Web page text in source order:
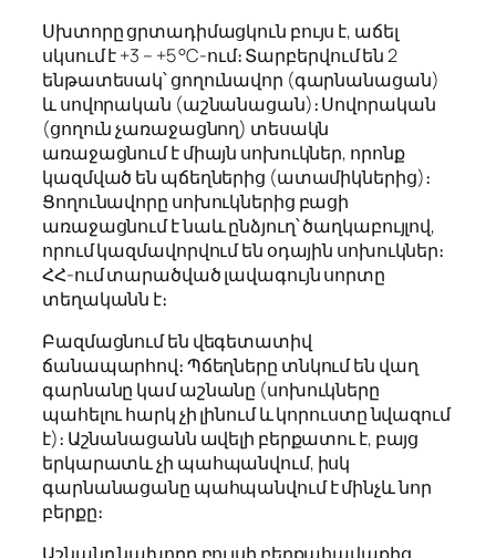
Սխտորը ցրտադիմացկուն բույս է, աճել
սկսում է +3 – +5 °C-ում։ Տարբերվում են 2
ենթատեսակ՝ ցողունավոր (գարնանացան)
և սովորական (աշնանացան)։ Սովորական
(ցողուն չառաջացնող) տեսակն
առաջացնում է միայն սոխուկներ, որոնք
կազմված են պճեղներից (ատամիկներից)։
Ցողունավորը սոխուկներից բացի
առաջացնում է նաև ընձյուղ՝ ծաղկաբույլով,
որում կազմավորվում են օդային սոխուկներ։
ՀՀ-ում տարածված լավագույն սորտը
տեղականն է։
Բազմացնում են վեգետատիվ
ճանապարհով։ Պճեղները տնկում են վաղ
գարնանը կամ աշնանը (սոխուկները
պահելու հարկ չի լինում և կորուստը նվազում
է)։ Աշնանացանն ավելի բերքատու է, բայց
երկարատև չի պահպանվում, իսկ
գարնանացանը պահպանվում է մինչև նոր
բերքը։